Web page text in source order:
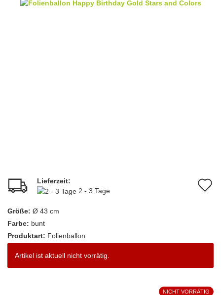
Lieferzeit:
2 - 3 Tage
Größe: Ø 43 cm
Farbe: bunt
Produktart: Folienballon
Artikel ist aktuell nicht vorrätig.
NICHT VORRÄTIG